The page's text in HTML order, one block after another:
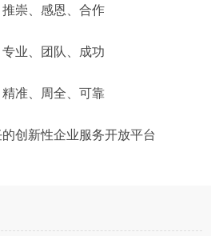
崇、感恩、合作
业、团队、成功
准、周全、可靠
创新性企业服务开放平台